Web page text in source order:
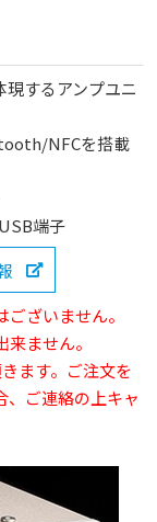
するアンプユニ
NFCを搭載
端子
ざいません。
ません。
ます。ご注文を
、ご連絡の上キャ